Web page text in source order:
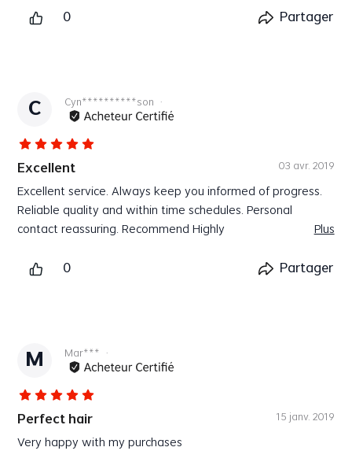
Lorhair
0 Partager
C Cyn**********son ·
Excellent 03 avr. 2019
Excellent service. Always keep you informed of progress.
Reliable quality and within time schedules. Personal
contact reassuring. Recommend Highly
Plus
0 Partager
M Mar*** ·
Perfect hair 15 janv. 2019
Very happy with my purchases